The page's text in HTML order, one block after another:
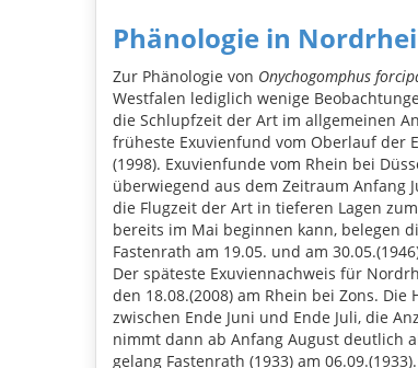
Phänologie in
Zur Phänologie von Onychogomphus
Westfalen lediglich wenige
die Schlupfzeit der Art im allgemeinen
früheste Exuvienfund vom Oberlauf der
(1998). Exuvienfunde vom Rhein bei
überwiegend aus dem Zeitraum Anfang
die Flugzeit der Art in tieferen Lagen
bereits im Mai beginnen kann, belegen
Fastenrath am 19.05. und am
Der späteste Exuviennachweis für
den 18.08.(2008) am Rhein bei Zons.
zwischen Ende Juni und Ende Juli, die
nimmt dann ab Anfang August deutlich
gelang Fastenrath (1933) am 06.09.(1933).